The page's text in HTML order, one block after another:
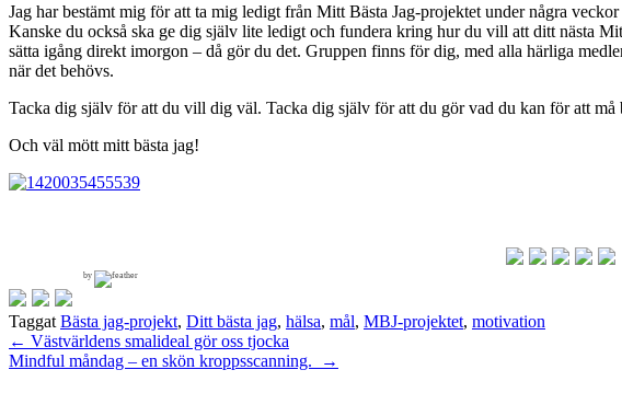
Jag har bestämt mig för att ta mig ledigt från Mitt Bästa Jag-projektet under några
Kanske du också ska ge dig själv lite ledigt och fundera kring hur du vill att ditt nästa
sätta igång direkt imorgon – då gör du det. Gruppen finns för dig, med alla härliga
när det behövs.
Tacka dig själv för att du vill dig väl. Tacka dig själv för att du gör vad du kan för att må
Och väl mött mitt bästa jag!
by
Taggat Bästa jag-projekt, Ditt bästa jag, hälsa, mål, MBJ-projektet, motivation
Inläggsnavigering
← Västvärldens smalideal gör oss tjocka
Mindful måndag – en skön kroppsscanning.
→